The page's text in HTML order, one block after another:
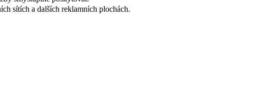
sítích a dalších reklamních plochách.